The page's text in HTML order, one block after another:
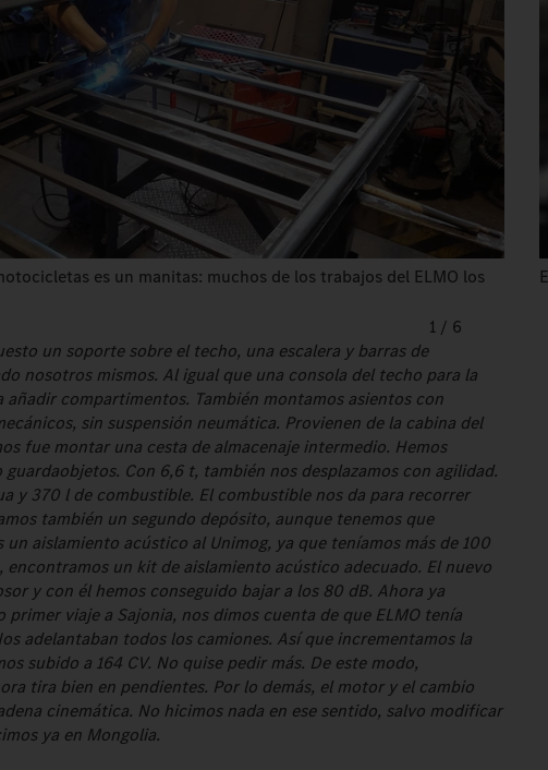
es un manitas: muchos de los trabajos del ELMO los
1 / 6
un soporte sobre el techo, una escalera y barras de
nosotros mismos. Al igual que una consola del techo para la
compartimentos. También montamos asientos con
sin suspensión neumática. Provienen de la cabina del
fue montar una cesta de almacenaje intermedio. Hemos
Con 6,6 t, también nos desplazamos con agilidad.
y 370 l de combustible. El combustible nos da para recorrer
también un segundo depósito, aunque tenemos que
aislamiento acústico al Unimog, ya que teníamos más de 100
encontramos un kit de aislamiento acústico adecuado. El nuevo
y con él hemos conseguido bajar a los 80 dB. Ahora ya
primer viaje a Sajonia, nos dimos cuenta de que ELMO tenía
adelantaban todos los camiones. Así que incrementamos la
subido a 164 CV. No quise pedir más. De este modo,
tira bien en pendientes. Por lo demás, el motor y el cambio
cinemática. No hicimos nada en ese sentido, salvo modificar
ya en Mongolia.